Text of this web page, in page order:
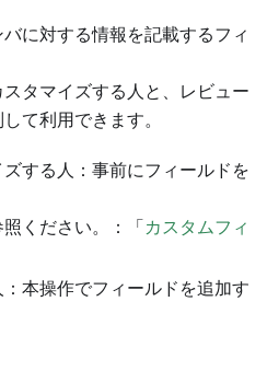
に対する情報を記載するフィ
タマイズする人と、レビュー
て利用できます。
する人：事前にフィールドを
ください。：「カスタムフィ
本操作でフィールドを追加す